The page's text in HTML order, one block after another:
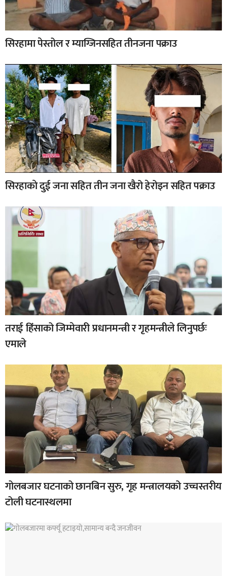
सिरहामा पेस्तोल र म्याग्जिनसहित तीनजना पक्राउ
सिरहाकाे दुई जना सहित तीन जना खैरो हेरोइन सहित पक्राउ
तराई हिंसाको जिम्मेवारी प्रधानमन्त्री र गृहमन्त्रीले लिनुपर्छः
एमाले
गोलबजार घटनाको छानबिन सुरु, गृह मन्त्रालयको उच्चस्तरीय
टोली घटनास्थलमा